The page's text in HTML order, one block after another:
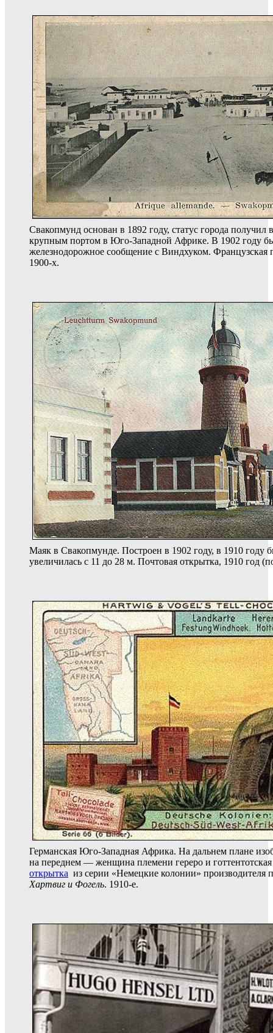
Свакопмунд основан в 1892 году, статус города получил
крупным портом в Юго-Западной Африке. В 1902 году
железнодорожное сообщение с Виндхуком. Французская
1900-х.
Маяк в Свакопмунде. Построен в 1902 году, в 1910 году
увеличилась с 11 до 28 м. Почтовая открытка, 1910 год
Германская Юго-Западная Африка. На дальнем плане
на переднем — женщина племени гереро и
открытка из серии «Немецкие колонии»
Хартвиг и Фогель. 1910-е.